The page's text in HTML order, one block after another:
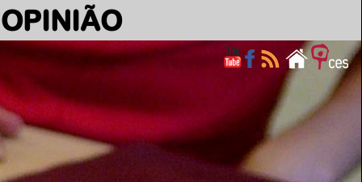
OPINIÃO